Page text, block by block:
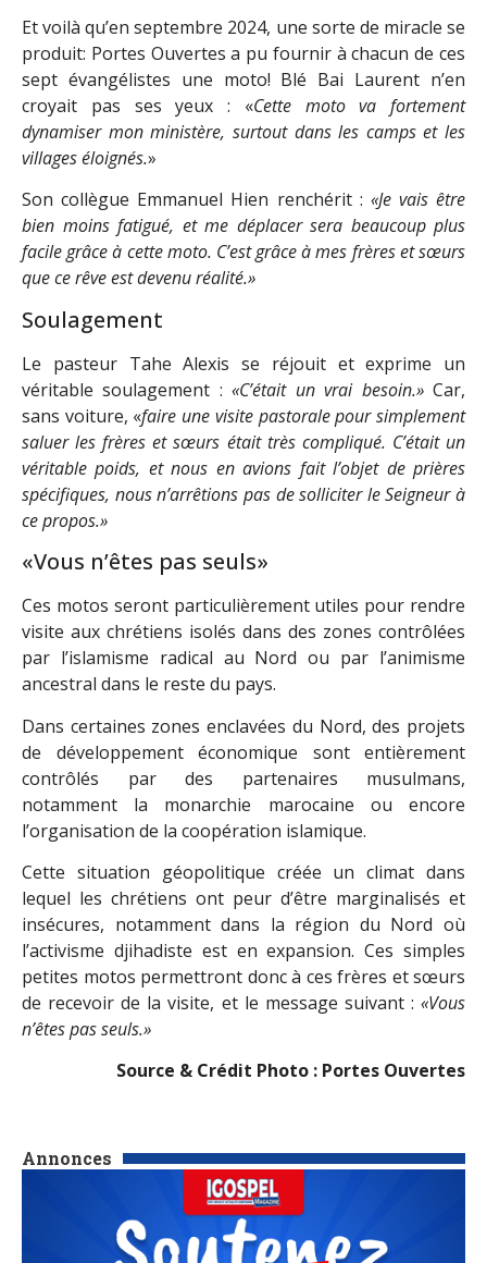
Annonces
Et voilà qu’en septembre 2024, une sorte de miracle se
produit: Portes Ouvertes a pu fournir à chacun de ces
sept évangélistes une moto! Blé Bai Laurent n’en
croyait pas ses yeux : «Cette moto va fortement
dynamiser mon ministère, surtout dans les camps et les
villages éloignés.»
Son collègue Emmanuel Hien renchérit : «Je vais être
bien moins fatigué, et me déplacer sera beaucoup plus
facile grâce à cette moto. C’est grâce à mes frères et sœurs
que ce rêve est devenu réalité.»
Soulagement
Le pasteur Tahe Alexis se réjouit et exprime un
véritable soulagement :«C’était un vrai besoin.»Car,
sans voiture, «faire une visite pastorale pour simplement
saluer les frères et sœurs était très compliqué. C’était un
véritable poids, et nous en avions fait l’objet de prières
spécifiques, nous n’arrêtions pas de solliciter le Seigneur à
ce propos.»
«Vous n’êtes pas seuls»
Ces motos seront particulièrement utiles pour rendre
visite aux chrétiens isolés dans des zones contrôlées
par l’islamisme radical au Nord ou par l’animisme
ancestral dans le reste du pays.
Dans certaines zones enclavées du Nord, des projets
de développement économique sont entièrement
contrôlés par des partenaires musulmans,
notamment la monarchie marocaine ou encore
l’organisation de la coopération islamique.
Cette situation géopolitique créée un climat dans
lequel les chrétiens ont peur d’être marginalisés et
insécures, notamment dans la région du Nord où
l’activisme djihadiste est en expansion. Ces simples
petites motos permettront donc à ces frères et sœurs
de recevoir de la visite, et le message suivant : «Vous
n’êtes pas seuls.»
Source & Crédit Photo : Portes Ouvertes